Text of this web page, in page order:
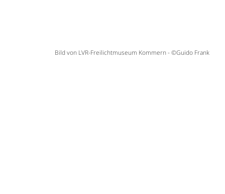
Bild von LVR-Freilichtmuseum Kommern - ©Guido Frank